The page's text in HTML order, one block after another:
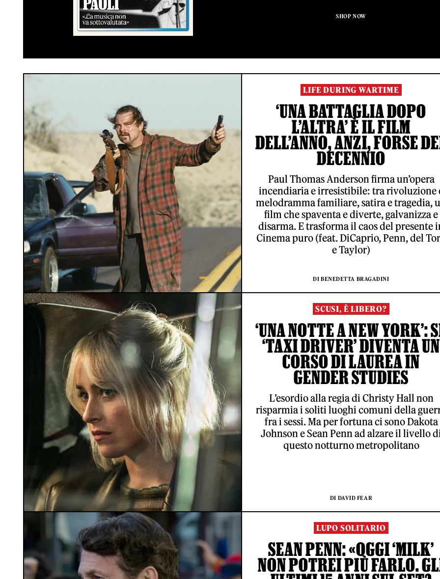
SHOP NOW
LIFE DURING WARTIME
‘UNA BATTAGLIA DOPO
L’ALTRA’ È IL FILM
DELL’ANNO, ANZI, FORSE
DECENNIO
Paul Thomas Anderson firma un’opera
incendiaria e irresistibile: tra rivoluzione
melodramma familiare, satira e tragedia,
film che spaventa e diverte, galvanizza e
disarma. E trasforma il caos del presente
Cinema puro (feat. DiCaprio, Penn, del
e Taylor)
DI BENEDETTA BRAGADINI
SCUSI, È LIBERO?
‘UNA NOTTE A NEW YORK’:
‘TAXI DRIVER’ DIVENTA UN
CORSO DI LAUREA IN
GENDER STUDIES
L’esordio alla regia di Christy Hall non
risparmia i soliti luoghi comuni della
fra i sessi. Ma per fortuna ci sono Dakota
Johnson e Sean Penn ad alzare il livello
questo notturno metropolitano
DI DAVID FEAR
LUPO SOLITARIO
SEAN PENN: «OGGI ‘MILK’
NON POTREI PIÙ FARLO.